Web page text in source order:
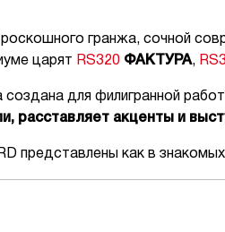
гранжа, сочной
царят RS320 ФАКТУРА,
создана для филигранной
расставляет акценты и
представлены как в